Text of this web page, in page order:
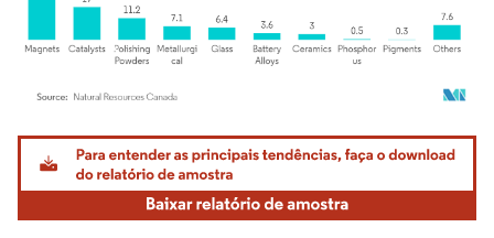
Imagem © Mordor Intelligence. O reuso requer atribuição conforme CC BY 4.0.